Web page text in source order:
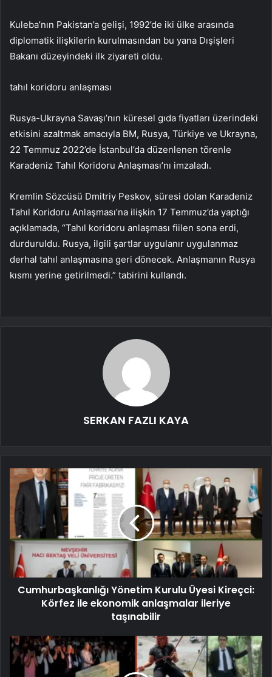
Kuleba’nın Pakistan’a gelişi, 1992’de iki ülke arasında
diplomatik ilişkilerin kurulmasından bu yana Dışişleri
Bakanı düzeyindeki ilk ziyareti oldu.
tahıl koridoru anlaşması
Rusya-Ukrayna Savaşı’nın küresel gıda fiyatları üzerindeki
etkisini azaltmak amacıyla BM, Rusya, Türkiye ve Ukrayna,
22 Temmuz 2022’de İstanbul’da düzenlenen törenle
Karadeniz Tahıl Koridoru Anlaşması’nı imzaladı.
Kremlin Sözcüsü Dmitriy Peskov, süresi dolan Karadeniz
Tahıl Koridoru Anlaşması’na ilişkin 17 Temmuz’da yaptığı
açıklamada, “Tahıl koridoru anlaşması fiilen sona erdi,
durduruldu. Rusya, ilgili şartlar uygulanır uygulanmaz
derhal tahıl anlaşmasına geri dönecek. Anlaşmanın Rusya
kısmı yerine getirilmedi.” tabirini kullandı.
SERKAN FAZLI KAYA
Cumhurbaşkanlığı Yönetim Kurulu Üyesi Kireçci:
Körfez ile ekonomik anlaşmalar ileriye
taşınabilir